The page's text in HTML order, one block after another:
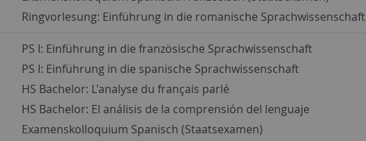
Ringvorlesung: Einführung in die romanische Sprachwissenschaft
PS I: Einführung in die französische Sprachwissenschaft
PS I: Einführung in die spanische Sprachwissenschaft
HS Bachelor: L'analyse du français parlé
HS Bachelor: El análisis de la comprensión del lenguaje
Examenskolloquium Spanisch (Staatsexamen)